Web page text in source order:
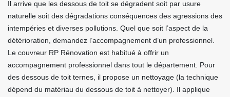
Il arrive que les dessous de toit se dégradent soit par usure
naturelle soit des dégradations conséquences des agressions des
intempéries et diverses pollutions. Quel que soit l’aspect de la
détérioration, demandez l’accompagnement d’un professionnel.
Le couvreur RP Rénovation est habitué à offrir un
accompagnement professionnel dans tout le département. Pour
des dessous de toit ternes, il propose un nettoyage (la technique
dépend du matériau du dessous de toit à nettoyer). Il applique